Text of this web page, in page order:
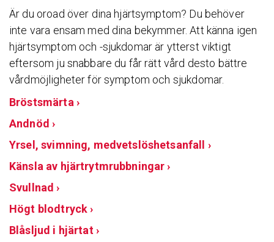
Är du oroad över dina hjärtsymptom? Du behöver
inte vara ensam med dina bekymmer. Att känna igen
hjärtsymptom och -sjukdomar är ytterst viktigt
eftersom ju snabbare du får rätt vård desto bättre
vårdmöjligheter för symptom och sjukdomar.
Bröstsmärta ›
Andnöd ›
Yrsel, svimning, medvetslöshetsanfall ›
Känsla av hjärtrytmrubbningar ›
Svullnad ›
Högt blodtryck ›
Blåsljud i hjärtat ›